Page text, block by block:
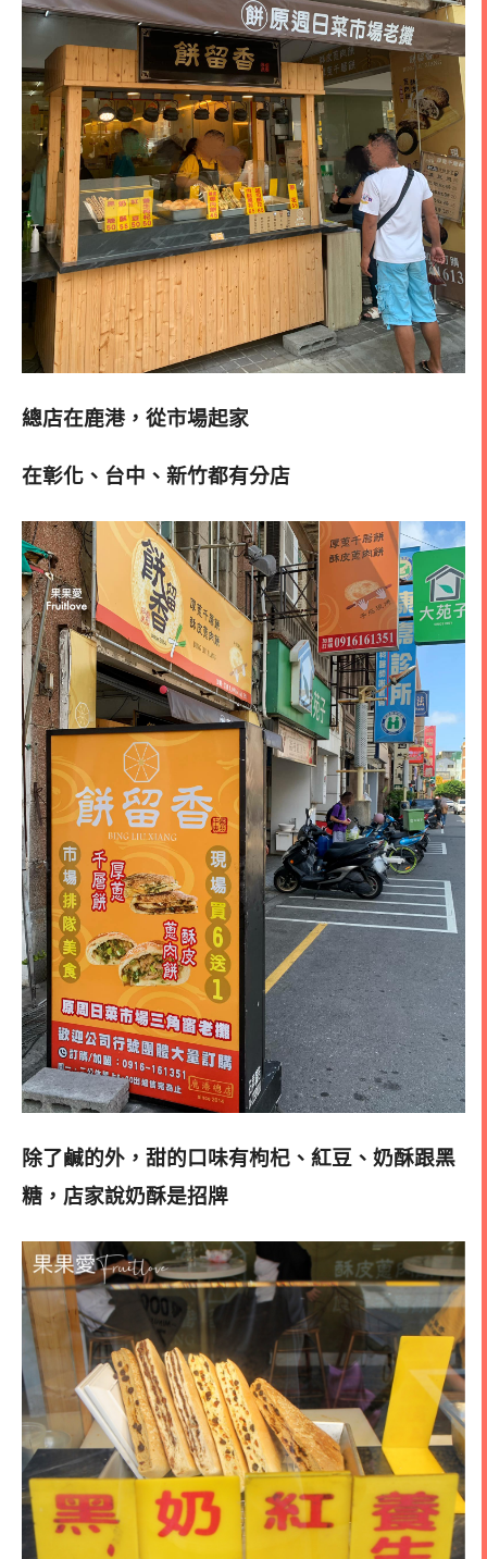
總店在鹿港，從市場起家
在彰化、台中、新竹都有分店
除了鹹的外，甜的口味有枸杞 、 紅豆、奶酥跟黑
糖，店家說奶酥是招牌